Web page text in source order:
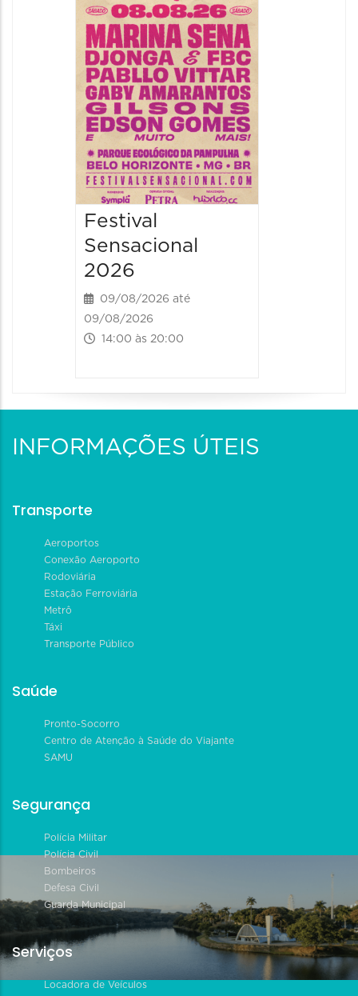
Festival
Sensacional
2026
09/08/2026 até
09/08/2026
14:00 às 20:00
INFORMAÇÕES ÚTEIS
Transporte
Aeroportos
Conexão Aeroporto
Rodoviária
Estação Ferroviária
Metrô
Táxi
Transporte Público
Saúde
Pronto-Socorro
Centro de Atenção à Saúde do Viajante
SAMU
Segurança
Polícia Militar
Polícia Civil
Bombeiros
Defesa Civil
Guarda Municipal
Serviços
Locadora de Veículos